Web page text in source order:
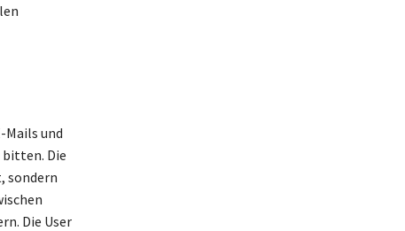
Mails und
bitten. Die
sondern
Die User